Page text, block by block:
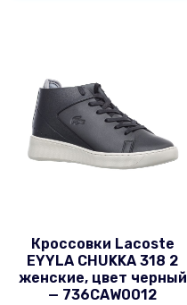
Кроссовки Lacoste
EYYLA CHUKKA 318 2
женские, цвет черный
— 736CAW0012